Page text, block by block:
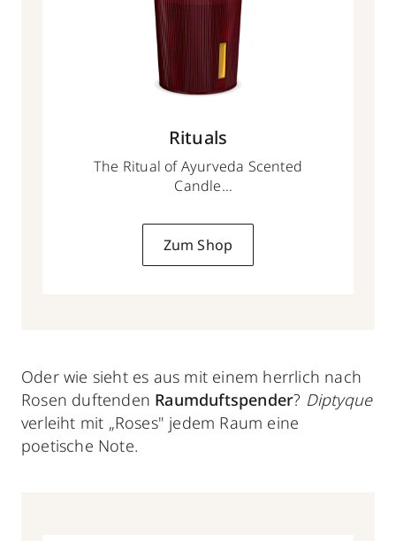
Rituals
The Ritual of Ayurveda Scented
Candle
Zum Shop
Oder wie sieht es aus mit einem herrlich nach
Rosen duftenden Raumduftspender? Diptyque
verleiht mit „Roses" jedem Raum eine
poetische Note.